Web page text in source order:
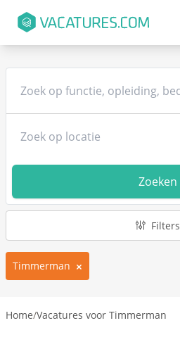
Zoeken
Filters
Timmerman
Home/Vacatures voor Timmerman